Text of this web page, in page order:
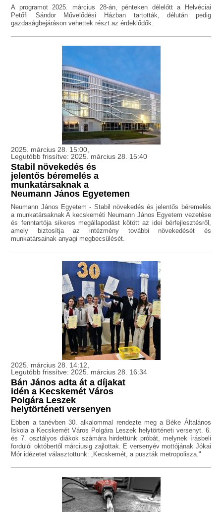
A programot 2025. március 28-án, pénteken délelőtt a Helvéciai
Petőfi Sándor Művelődési Házban tartották, délután pedig
gazdaságbejáráson vehettek részt az érdeklődők.
2025. március 28. 15:00,
Legutóbb frissítve: 2025. március 28. 15:40
Stabil növekedés és
jelentős béremelés a
munkatársaknak a
Neumann János Egyetemen
Neumann János Egyetem - Stabil növekedés és jelentős béremelés
a munkatársaknak A kecskeméti Neumann János Egyetem vezetése
és fenntartója sikeres megállapodást kötött az idei bérfejlesztésről,
amely biztosítja az intézmény további növekedését és
munkatársainak anyagi megbecsülését.
2025. március 28. 14:12,
Legutóbb frissítve: 2025. március 28. 16:34
Bán János adta át a díjakat
idén a Kecskemét Város
Polgára Leszek
helytörténeti versenyen
Ebben a tanévben 30. alkalommal rendezte meg a Béke Általános
Iskola a Kecskemét Város Polgára Leszek helytörténeti versenyt. 6.
és 7. osztályos diákok számára hirdettünk próbát, melynek írásbeli
fordulói októbertől márciusig zajlottak. E versenyév mottójának Jókai
Mór idézetet választottunk: „Kecskemét, a puszták metropolisza."